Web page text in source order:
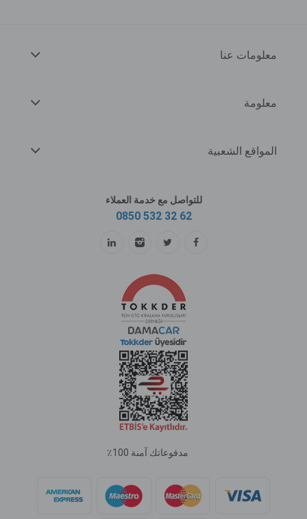
معلومات عنا
معلومة
المواقع الشعبية
للتواصل مع خدمة العملاء
0850 532 32 62
مدفوعاتك آمنة 100٪